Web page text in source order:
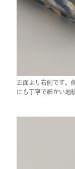
正面より右側です。
にも丁寧で細かい地